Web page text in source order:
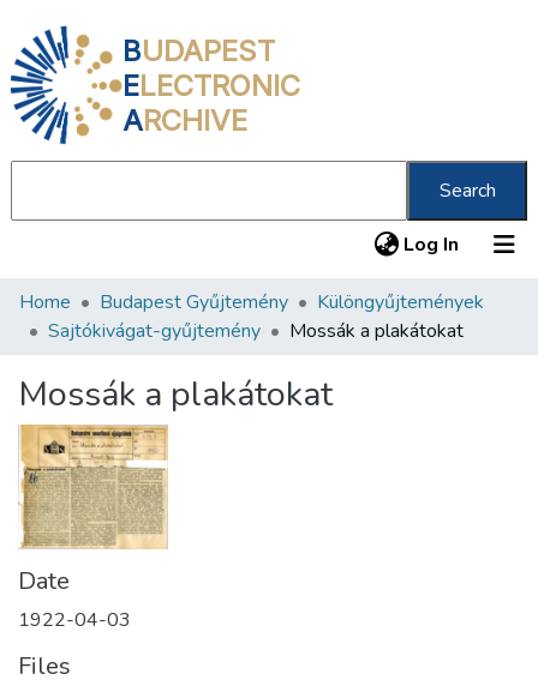
BUDAPEST
ELECTRONIC
ARCHIVE
Search
Log In (current)
Communities & Collections
Statistics
About us
Home Budapest Gyűjtemény
Különgyűjtemények
Sajtókivágat-gyűjtemény
Mossák a plakátokat
Mossák a plakátokat
Date
1922-04-03
Files